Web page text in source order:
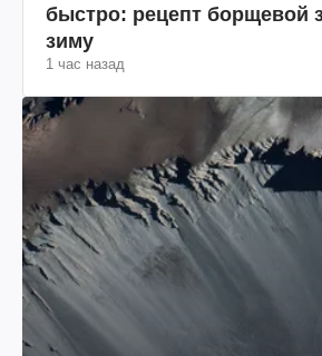
быстро: рецепт борщевой
зиму
1 час назад